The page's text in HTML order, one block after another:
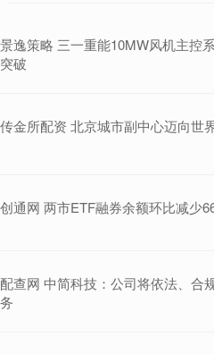
景逸策略 三一重能10MW风机主控
突破
传金所配资 北京城市副中心迈向世
创通网 两市ETF融券余额环比减少
配查网 中简科技：公司将依法、合
务